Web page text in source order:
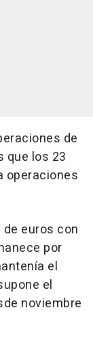
de
que los 23
operaciones
euros con
por
el
el
noviembre